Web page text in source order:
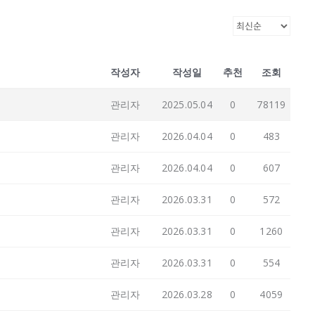
작성자 작성일 추천 조회
관리자 2025.05.04 0 78119
관리자 2026.04.04 0 483
관리자 2026.04.04 0 607
관리자 2026.03.31 0 572
관리자 2026.03.31 0 1260
관리자 2026.03.31 0 554
관리자 2026.03.28 0 4059